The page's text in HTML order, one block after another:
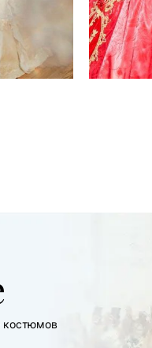
костюмов